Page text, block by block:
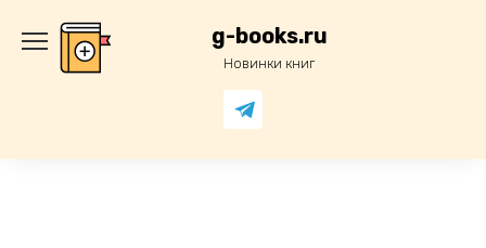
содержанию
g-books.ru
Новинки книг